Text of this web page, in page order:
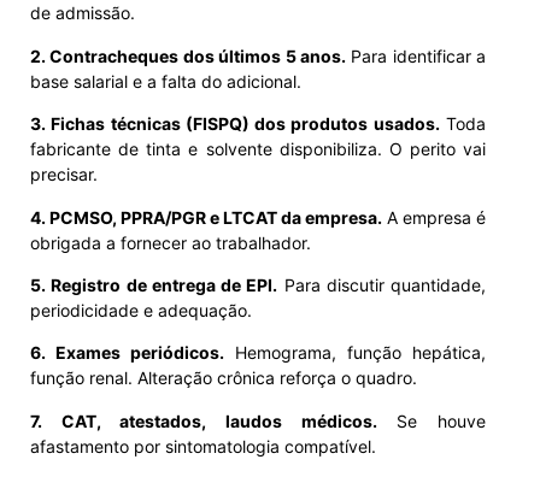
de admissão.
2. Contracheques dos últimos 5 anos.Para identificar a
base salarial e a falta do adicional.
3. Fichas técnicas (FISPQ) dos produtos usados.Toda
fabricante de tinta e solvente disponibiliza. O perito vai
precisar.
4. PCMSO, PPRA/PGR e LTCAT da empresa. A empresa é
obrigada a fornecer ao trabalhador.
5. Registro de entrega de EPI. Para discutir quantidade,
periodicidade e adequação.
6. Exames periódicos. Hemograma, função hepática,
função renal. Alteração crônica reforça o quadro.
7. CAT, atestados, laudos médicos.Se houve
afastamento por sintomatologia compatível.